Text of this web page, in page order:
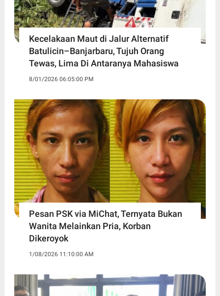
Kecelakaan Maut di Jalur Alternatif
Batulicin–Banjarbaru, Tujuh Orang
Tewas, Lima Di Antaranya Mahasiswa
8/01/2026 06:05:00 PM
Pesan PSK via MiChat, Ternyata Bukan
Wanita Melainkan Pria, Korban
Dikeroyok
1/08/2026 11:10:00 AM